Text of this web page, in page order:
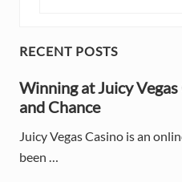
P
s
t
P
s
t
P
r
i
m
RECENT POSTS
Winning at Juicy
and Chance
Juicy Vegas Casino is an
been …